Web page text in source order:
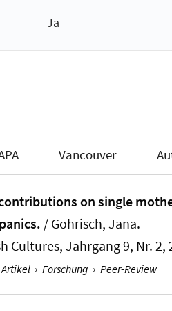
Ja
Vancouver
on single
/ Gohrisch, Jana.
Cultures, Jahrgang 9, Nr. 2,
Artikel › Forschung › Peer-Review